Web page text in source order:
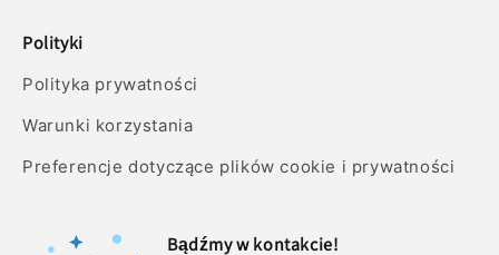
Polityki
Polityka prywatności
Warunki korzystania
Preferencje dotyczące plików cookie i prywatności
Bądźmy w kontakcie!